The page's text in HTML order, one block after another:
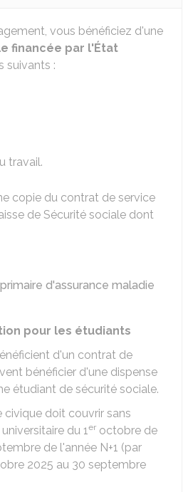
vous bénéficiez d'une
financée par l'État
suivants :
travail.
copie du contrat de service
de Sécurité sociale dont
d'assurance maladie
pour les étudiants
d'un contrat de
bénéficier d'une dispense
étudiant de sécurité sociale.
civique doit couvrir sans
du 1er octobre de
de l'année N+1 (par
2025 au 30 septembre